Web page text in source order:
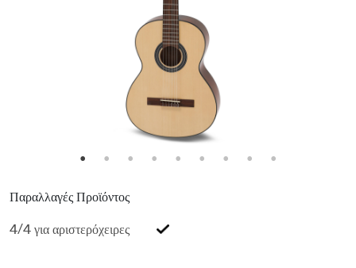
1 2 3 4 5 6 7 8 9
Παραλλαγές Προϊόντος
4/4 για αριστερόχειρες